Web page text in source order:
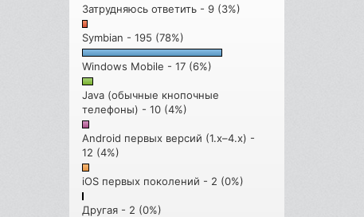
Затрудняюсь ответить - 9 (3%)
Symbian - 195 (78%)
Windows Mobile - 17 (6%)
Java (обычные кнопочные
телефоны) - 10 (4%)
Android первых версий (1.x–4.x) -
12 (4%)
iOS первых поколений - 2 (0%)
Другая - 2 (0%)